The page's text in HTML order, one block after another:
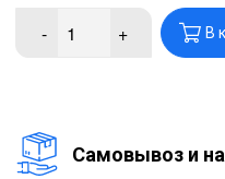
- + В
Cамовывоз и